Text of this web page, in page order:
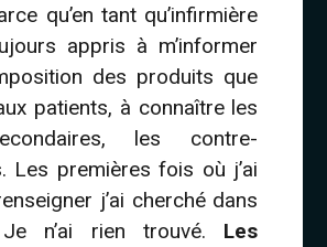
qu’en tant qu’infirmière
appris à m’informer
des produits que
patients, à connaître les
les contre-
Les premières fois où j’ai
j’ai cherché dans
n’ai rien trouvé. Les